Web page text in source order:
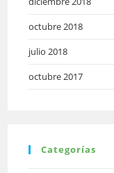
octubre 2018
julio 2018
octubre 2017
Categorías